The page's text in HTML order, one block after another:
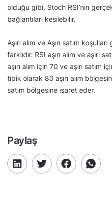
olduğu gibi, Stoch RSI’nın
bağlantıları kesilebilir.
Aşırı alım ve Aşırı satım
farklıdır. RSI aşırı alım ve aşırı
aşırı alım için 70 ve aşırı satım
tipik olarak 80 aşırı alım
satım bölgesine işaret eder.
Paylaş